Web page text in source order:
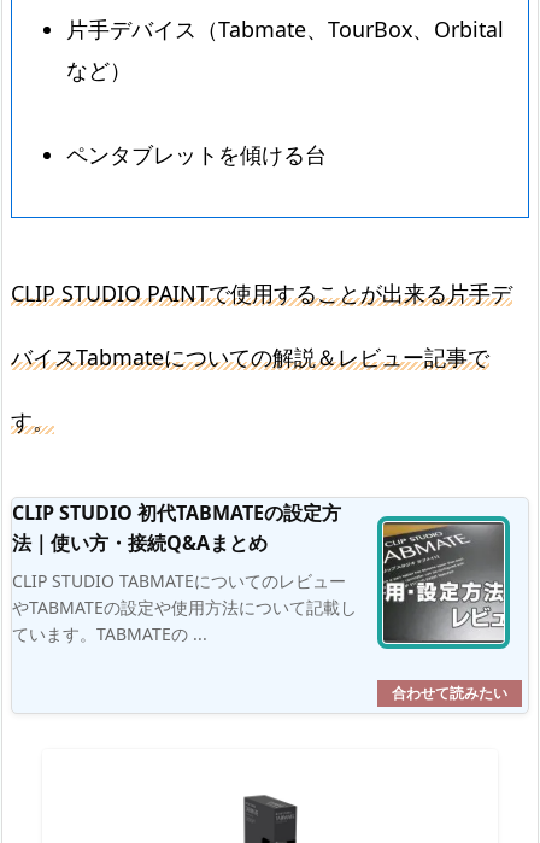
片手デバイス（Tabmate、TourBox、Orbital
など）
ペンタブレットを傾ける台
CLIP STUDIO PAINTで使用することが出来る片手デ
バイスTabmateについての解説＆レビュー記事で
す。
CLIP STUDIO 初代TABMATEの設定方
法｜使い方・接続Q&Aまとめ
CLIP STUDIO TABMATEについてのレビュー
やTABMATEの設定や使用方法について記載し
ています。TABMATEの ...